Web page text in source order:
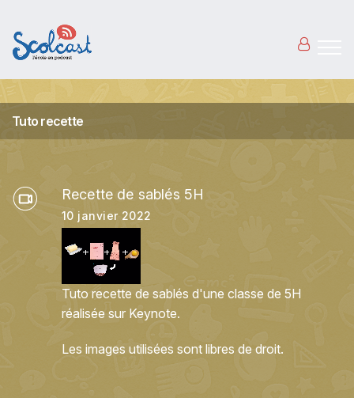
Tuto recette
Recette de sablés 5H
10 janvier 2022
Tuto recette de sablés d'une classe de 5H
réalisée sur Keynote.
Les images utilisées sont libres de droit.